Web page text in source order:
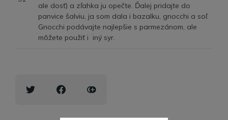
ale dosť) a zľahka ju opečte. Ďalej pridajte do
panvice šalviu, ja som dala i bazalku, gnocchi a soľ.
Gnocchi podávajte najlepšie s parmezánom, ale
môžete použiť i iný syr.